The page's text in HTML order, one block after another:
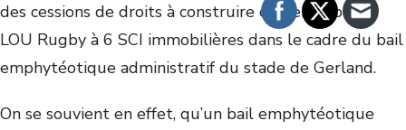
des cessions de droits à construire consentis par le
LOU Rugby à 6 SCI immobilières dans le cadre du bail
emphytéotique administratif du stade de Gerland.
On se souvient en effet, qu’un bail emphytéotique